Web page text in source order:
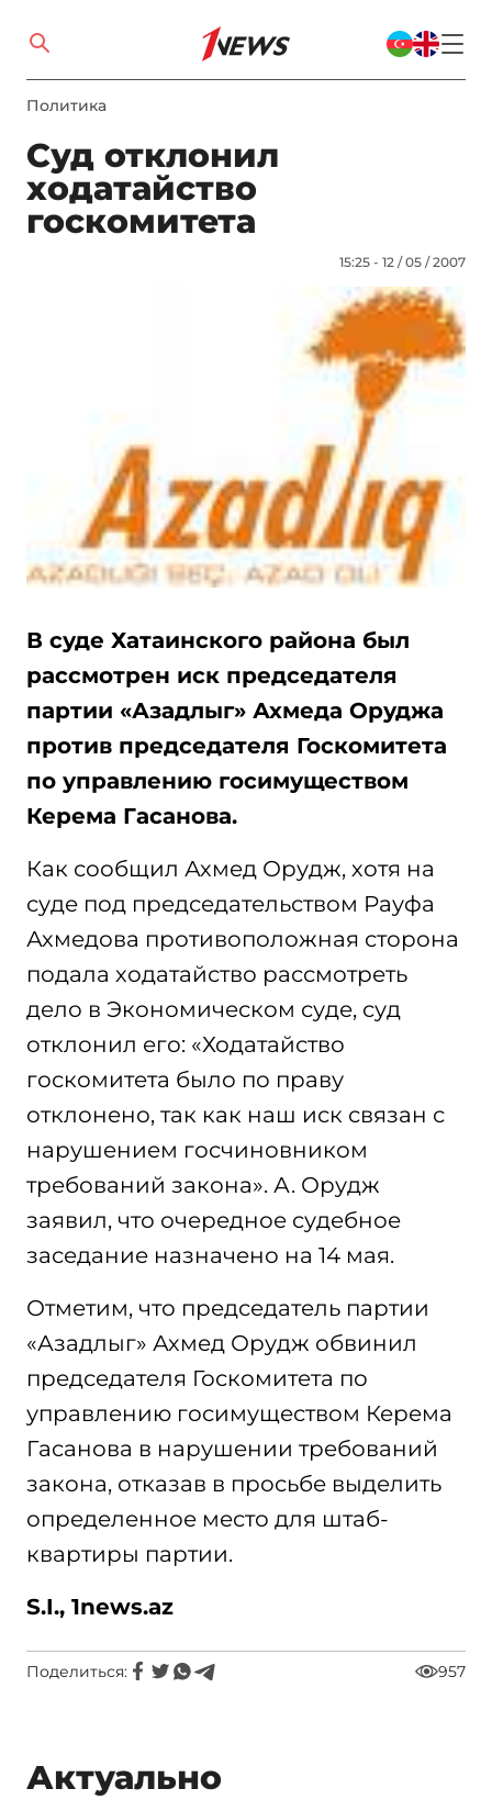
Политика
Суд отклонил
ходатайство
госкомитета
15:25 - 12 / 05 / 2007
В суде Хатаинского района был
рассмотрен иск председателя
партии «Азадлыг» Ахмеда Оруджа
против председателя Госкомитета
по управлению госимуществом
Керема Гасанова.
Как сообщил Ахмед Орудж, хотя на
суде под председательством Рауфа
Ахмедова противоположная сторона
подала ходатайство рассмотреть
дело в Экономическом суде, суд
отклонил его: «Ходатайство
госкомитета было по праву
отклонено, так как наш иск связан с
нарушением госчиновником
требований закона». А. Орудж
заявил, что очередное судебное
заседание назначено на 14 мая.
Отметим, что председатель партии
«Азадлыг» Ахмед Орудж обвинил
председателя Госкомитета по
управлению госимуществом Керема
Гасанова в нарушении требований
закона, отказав в просьбе выделить
определенное место для штаб-
квартиры партии.
S.I., 1news.az
Поделиться: 957
Актуально